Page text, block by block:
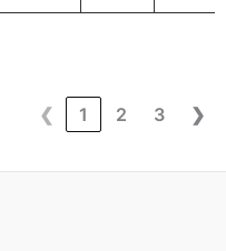
❮ 1 2 3 ❯